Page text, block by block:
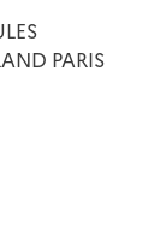
PARIS